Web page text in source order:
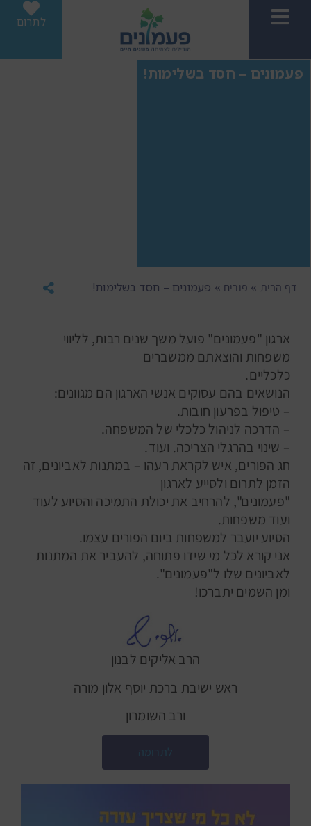
לתרום
פעמונים – חסד בשלימות!
דף הבית » פורים » פעמונים – חסד בשלימות!
ארגון "פעמונים" פועל משך שנים רבות, לליווי
משפחות והוצאתם ממשברים
כלכליים.
הנושאים בהם עסוקים אנשי הארגון הם מגוונים:
– טיפול בפרעון חובות.
– הדרכה לניהול כלכלי של המשפחה.
– שינוי בהרגלי הצריכה. ועוד.
חג הפורים, איש לקראת רעהו – במתנות לאביונים, זה
הזמן לתרום ולסייע לארגון
"פעמונים", להרחיב את יכולת התמיכה והסיוע לעוד
ועוד משפחות.
הסיוע יועבר למשפחות ביום הפורים עצמו.
אני קורא לכל מי שידו פתוחה, להעביר את המתנות
לאביונים שלו ל"פעמונים".
ומן השמים יתברכו!
הרב אליקים לבנון
ראש ישיבת ברכת יוסף אלון מורה
ורב השומרון